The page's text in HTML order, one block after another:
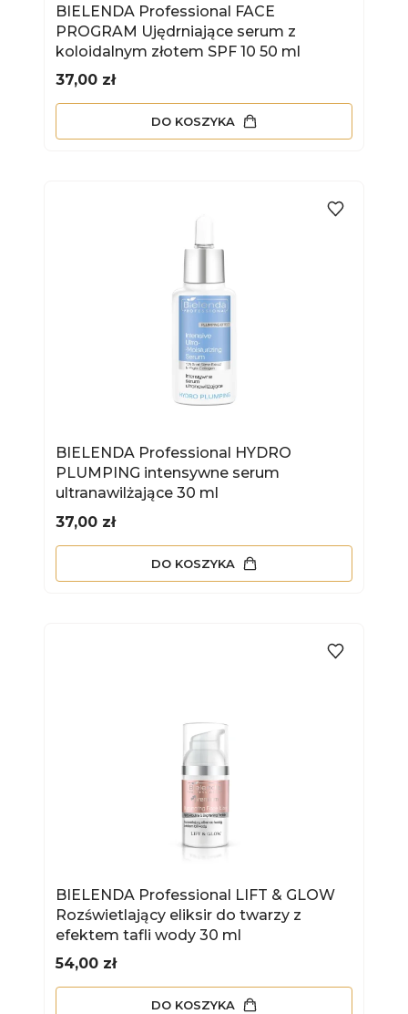
BIELENDA Professional FACE
PROGRAM Ujędrniające serum z
koloidalnym złotem SPF 10 50 ml
Cena
37,00 zł
DO KOSZYKA
BIELENDA Professional HYDRO
PLUMPING intensywne serum
ultranawilżające 30 ml
Cena
37,00 zł
DO KOSZYKA
BIELENDA Professional LIFT & GLOW
Rozświetlający eliksir do twarzy z
efektem tafli wody 30 ml
Cena
54,00 zł
DO KOSZYKA